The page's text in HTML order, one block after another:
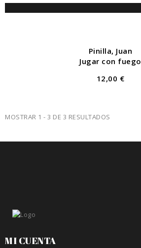
Pinilla, Juan
Jugar con fuego
12,00 €
MOSTRAR 1 - 3 DE 3 RESULTADOS
MI CUENTA